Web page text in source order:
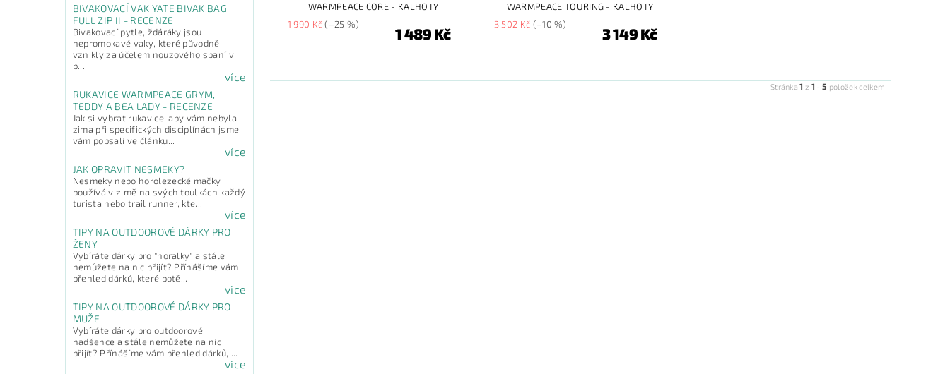
BIVAKOVACÍ VAK YATE BIVAK BAG
FULL ZIP II - RECENZE
Bivakovací pytle, žďáráky jsou
nepromokavé vaky, které původně
vznikly za účelem nouzového spaní v
p...
více
RUKAVICE WARMPEACE GRYM,
TEDDY A BEA LADY - RECENZE
Jak si vybrat rukavice, aby vám nebyla
zima při specifických disciplínách jsme
vám popsali ve článku...
více
JAK OPRAVIT NESMEKY?
Nesmeky nebo horolezecké mačky
používá v zimě na svých toulkách každý
turista nebo trail runner, kte...
více
TIPY NA OUTDOOROVÉ DÁRKY PRO
ŽENY
Vybíráte dárky pro "horalky" a stále
nemůžete na nic přijít? Přínášíme vám
přehled dárků, které potě...
více
TIPY NA OUTDOOROVÉ DÁRKY PRO
MUŽE
Vybíráte dárky pro outdoorové
nadšence a stále nemůžete na nic
přijít? Přínášíme vám přehled dárků, ...
více
WARMPEACE CORE - KALHOTY
1 990 Kč(–25 %)
1 489 Kč
WARMPEACE TOURING - KALHOTY
3 502 Kč(–10 %)
3 149 Kč
Stránka1 z 1 -5 položek celkem